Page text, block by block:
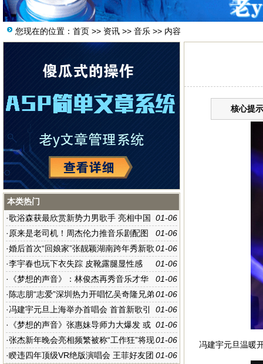
您现在的位置： 首页 >> 资讯 >> 音乐 >> 内容
核心提示
冯建宇元旦温暖
本类热门
01-06
·歌浴森获最欣赏新势力男歌手 亮相中国
新歌榜
01-06
· 原来是老司机！周杰伦力推音乐剧配图
超污
01-06
·婚后首次“回娘家”张靓颖湖南跨年秀新歌
01-06
·李宇春也玩下衣失踪 皮靴露腿显性感
01-06
·
《梦想的声音》：林俊杰再秀音乐才华
玩转摇滚曲风
01-06
·陈志朋“志爱”深圳热力开唱忆吴奇隆兄弟
情当众洒泪
01-06
·冯建宇元旦上海举办首唱会 首首新歌引
爆“最好的时光”
01-06
·
《梦想的声音》张惠妹导师力大爆发 或
将翻唱童年神曲《千年等一回》
01-06
·张杰新年晚会亮相频繁被称“工作狂”将现
身深圳
01-06
·睽违四年顶级VR绝版演唱会 王菲好友团